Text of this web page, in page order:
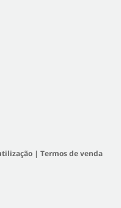
| Termos de venda